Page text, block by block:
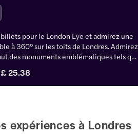
pour le London Eye et admirez une
à 360° sur les toits de Londres. Admirez
des monuments emblématiques tels que
de Buckingham et la Cathédrale Saint-
à partir de billets d'entrée standard,
ou de billets combo à prix réduit pour
£ 25.38
expériences à Londres